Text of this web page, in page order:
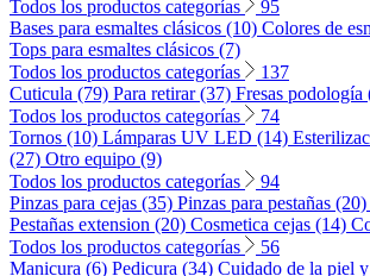
Todos los productos categorías
95
Bases para esmaltes clásicos (10) Colores de
Tops para esmaltes clásicos (7)
Todos los productos categorías
137
Cuticula (79) Para retirar (37) Fresas podología
Todos los productos categorías
74
Tornos (10) Lámparas UV LED (14)
(27) Otro equipo (9)
Todos los productos categorías
94
Pinzas para cejas (35) Pinzas para pestañas (20)
Pestañas extension (20) Cosmetica cejas (14)
Todos los productos categorías
56
Manicura (6) Pedicura (34) Cuidado de la piel